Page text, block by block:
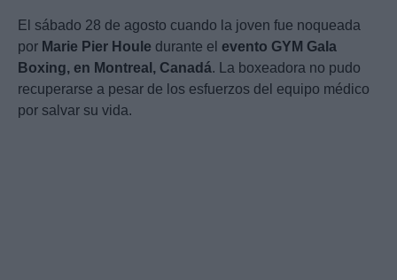
El sábado 28 de agosto cuando la joven fue noqueada
por Marie Pier Houle durante el evento GYM Gala
Boxing, en Montreal, Canadá. La boxeadora no pudo
recuperarse a pesar de los esfuerzos del equipo médico
por salvar su vida.